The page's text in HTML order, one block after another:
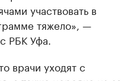
участвовать в
тяжело», —
РБК Уфа.
врачи уходят с